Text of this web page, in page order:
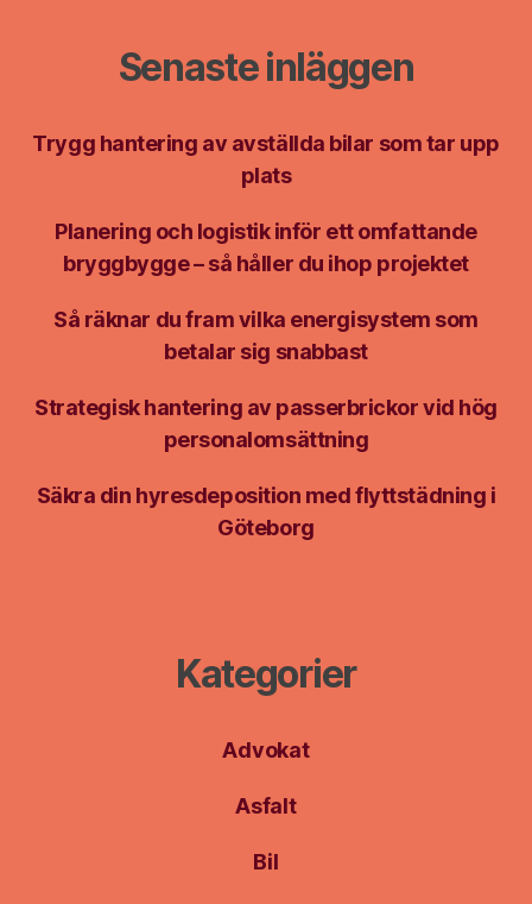
Senaste inläggen
Trygg hantering av avställda bilar som tar upp
plats
Planering och logistik inför ett omfattande
bryggbygge – så håller du ihop projektet
Så räknar du fram vilka energisystem som
betalar sig snabbast
Strategisk hantering av passerbrickor vid hög
personalomsättning
Säkra din hyresdeposition med flyttstädning i
Göteborg
Kategorier
Advokat
Asfalt
Bil